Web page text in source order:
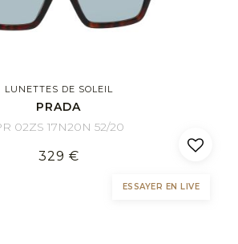
LUNETTES DE SOLEIL
PRADA
02ZS 17N20N 52/20
329 €
ESSAYER EN LIVE